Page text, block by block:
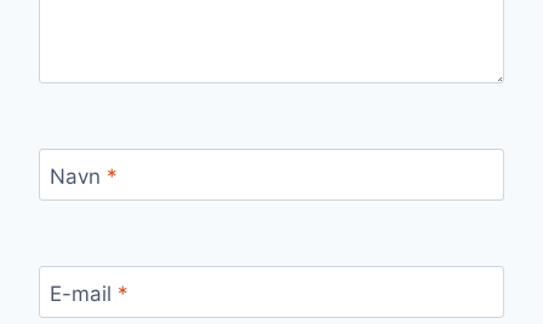
Navn *
E-mail *